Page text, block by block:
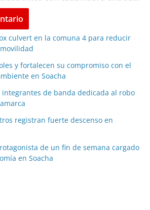
culvert en la comuna 4 para reducir
y fortalecen su compromiso con el
en Soacha
de banda dedicada al robo
registran fuerte descenso en
de un fin de semana cargado
en Soacha